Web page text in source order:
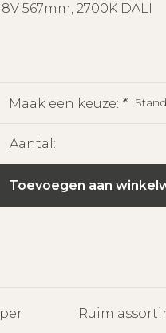
567mm, 2700K DALI
Maak een keuze: *
Aantal:
Toevoegen aan
Ruim